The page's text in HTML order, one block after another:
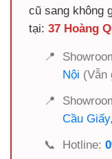
cũ sang không
tại: 37 Hoàng
📍
Nội (Vẫn
📍
Cầu
📞
Hotline: